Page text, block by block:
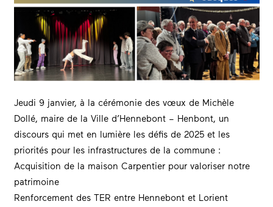
Jeudi 9 janvier, à la cérémonie des vœux de Michèle
Dollé, maire de la Ville d’Hennebont – Henbont, un
discours qui met en lumière les défis de 2025 et les
priorités pour les infrastructures de la commune :
Acquisition de la maison Carpentier pour valoriser notre
patrimoine
Renforcement des TER entre Hennebont et Lorient